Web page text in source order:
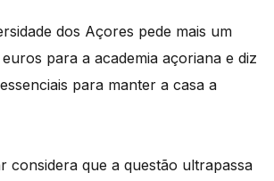
dos Açores pede mais um
para a academia açoriana e diz
para manter a casa a
considera que a questão ultrapassa